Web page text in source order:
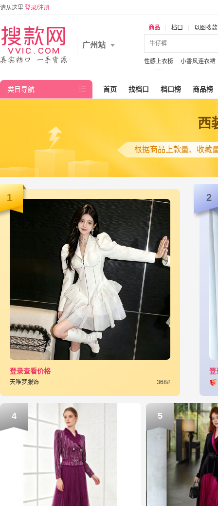
请从这里 登录/注册
广州站
商品 档口 以图搜款
性感上衣榜
小香风连衣裙

类目导航 首页 找档口 档口榜 商品榜
西
根据商品上款量、收藏
登录查看价格
天唯梦服饰 368#
1
登
2
4 5